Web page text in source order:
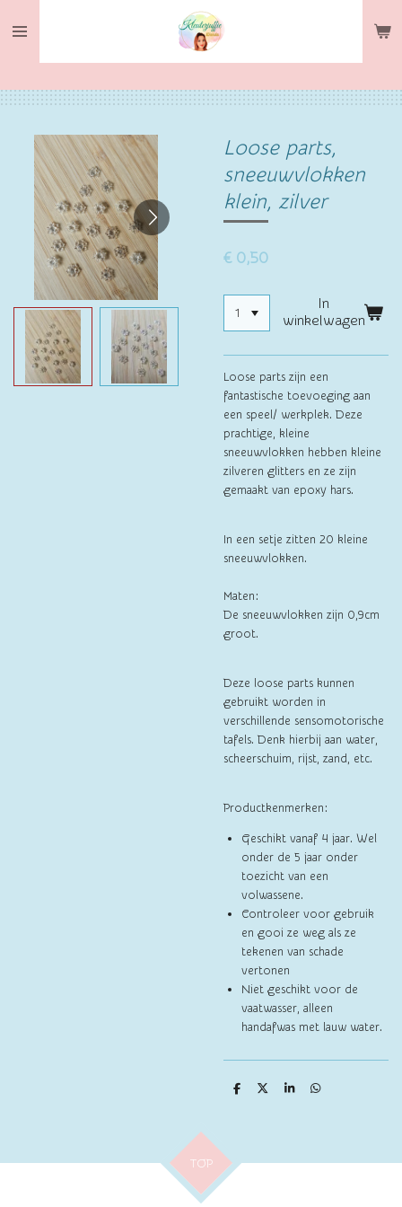
direct
hoofdinhoud
Loose parts,
sneeuwvlokken
klein, zilver
€ 0,50
In
winkelwagen
Loose parts zijn een
fantastische toevoeging aan
een speel/ werkplek. Deze
prachtige, kleine
sneeuwvlokken hebben kleine
zilveren glitters en ze zijn
gemaakt van epoxy hars.
In een setje zitten 20 kleine
sneeuwvlokken.
Maten:
De sneeuwvlokken zijn 0,9cm
groot.
Deze loose parts kunnen
gebruikt worden in
verschillende sensomotorische
tafels. Denk hierbij aan water,
scheerschuim, rijst, zand, etc.
Productkenmerken:
Geschikt vanaf 4 jaar. Wel
onder de 5 jaar onder
toezicht van een
volwassene.
Controleer voor gebruik
en gooi ze weg als ze
tekenen van schade
vertonen
Niet geschikt voor de
vaatwasser, alleen
handafwas met lauw water.
D
D
S
D
TOP